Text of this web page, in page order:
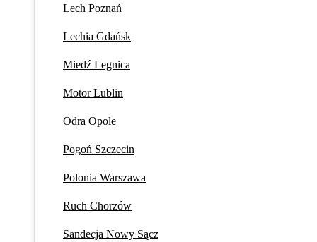
Lech Poznań
Lechia Gdańsk
Miedź Legnica
Motor Lublin
Odra Opole
Pogoń Szczecin
Polonia Warszawa
Ruch Chorzów
Sandecja Nowy Sącz